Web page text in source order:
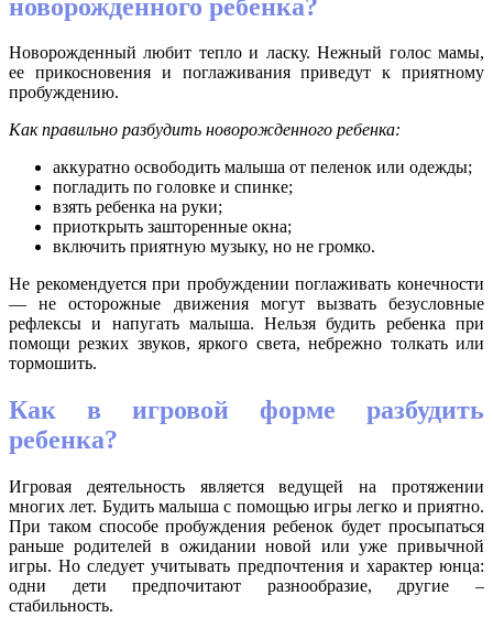
новорожденного ребенка?
Новорожденный любит тепло и ласку. Нежный голос мамы,
ее прикосновения и поглаживания приведут к приятному
пробуждению.
Как правильно разбудить новорожденного ребенка:
аккуратно освободить малыша от пеленок или одежды;
погладить по головке и спинке;
взять ребенка на руки;
приоткрыть зашторенные окна;
включить приятную музыку, но не громко.
Не рекомендуется при пробуждении поглаживать конечности
— не осторожные движения могут вызвать безусловные
рефлексы и напугать малыша. Нельзя будить ребенка при
помощи резких звуков, яркого света, небрежно толкать или
тормошить.
Как в игровой форме разбудить
ребенка?
Игровая деятельность является ведущей на протяжении
многих лет. Будить малыша с помощью игры легко и приятно.
При таком способе пробуждения ребенок будет просыпаться
раньше родителей в ожидании новой или уже привычной
игры. Но следует учитывать предпочтения и характер юнца:
одни дети предпочитают разнообразие, другие –
стабильность.